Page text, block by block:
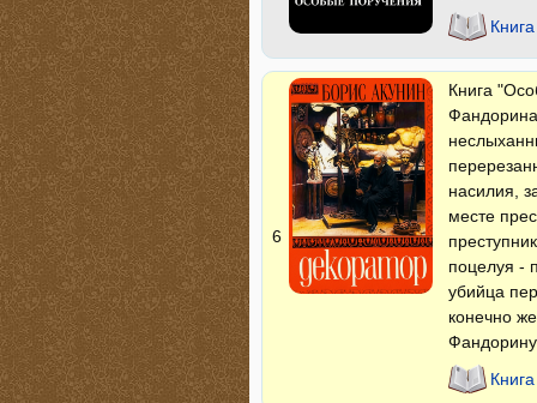
6
Книга
насилия,
месте
поцелуя -
убийца
конечно